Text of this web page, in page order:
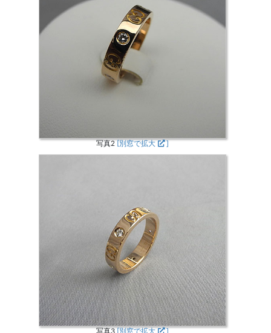
写真2 [別窓で拡大 ]
写真3[別窓で拡大 ]